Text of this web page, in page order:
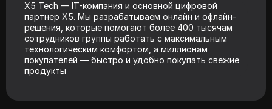
X5 Tech — IT-компания и основной цифровой
партнер X5. Мы разрабатываем онлайн и офлайн-
решения, которые помогают более 400 тысячам
сотрудников группы работать с максимальным
технологическим комфортом, а миллионам
покупателей — быстро и удобно покупать свежие
продукты